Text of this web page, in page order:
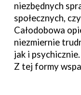
niezbędnych
społecznych,
Całodobowa
niezmiernie
jak i psychicznie.
Z tej formy